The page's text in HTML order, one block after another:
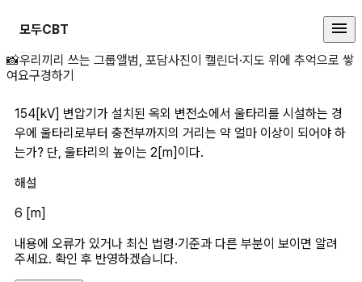
모두CBT
154[kV] 변압기가 설치된 옥외 변
📸우리끼리 쓰는 그룹앨범, 포담사진이 캘린더·지도 위에 추억으로 쌓
여요구경하기
154[kV] 변압기가 설치된 옥외 변전소에서 울타리를 시설하는 경
우에 울타리로부터 충전부까지의 거리는 약 얼마 이상이 되어야 하
는가? 단, 울타리의 높이는 2[m]이다.
해설
6 [m]
내용에 오류가 있거나 최신 법령·기준과 다른 부분이 보이면 알려
주세요. 확인 후 반영하겠습니다.